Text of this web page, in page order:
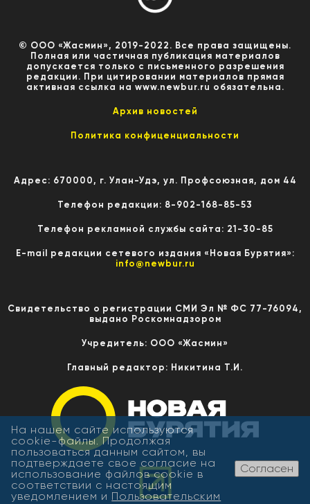
© ООО «Жасмин», 2019-2022. Все права защищены.
Полная или частичная публикация материалов
допускается только с письменного разрешения
редакции. При цитировании материалов прямая
активная ссылка на www.newbur.ru обязательна.
Архив новостей
Политика конфиценциальности
Адрес: 670000, г. Улан-Удэ, ул. Профсоюзная, дом 44
Телефон редакции: 8-902-168-85-53
Телефон рекламной службы сайта: 21-30-85
E-mail редакции сетевого издания «Новая Бурятия»:
info@newbur.ru
Свидетельство о регистрации СМИ Эл № ФС 77-76094,
выдано Роскомнадзором
Учредитель: ООО «Жасмин»
Главный редактор: Никитина Т.И.
На нашем сайте используются
cookie-файлы. Продолжая
пользоваться данным сайтом, вы
подтверждаете свое согласие на
использование файлов cookie в
соответствии с настоящим
уведомлением и Пользовательским
Согласен